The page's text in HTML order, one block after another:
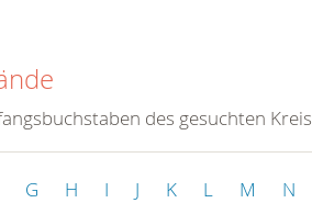
des gesuchten
G H I J K L M N